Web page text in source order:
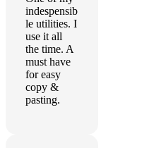
indespensib
le utilities. I
use it all
the time. A
must have
for easy
copy &
pasting.